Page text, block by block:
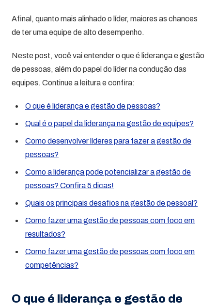
Afinal, quanto mais alinhado o líder, maiores as chances
de ter uma equipe de alto desempenho.
Neste post, você vai entender o que é liderança e gestão
de pessoas, além do papel do líder na condução das
equipes. Continue a leitura e confira:
O que é liderança e gestão de pessoas?
Qual é o papel da liderança na gestão de equipes?
Como desenvolver líderes para fazer a gestão de
pessoas?
Como a liderança pode potencializar a gestão de
pessoas? Confira 5 dicas!
Quais os principais desafios na gestão de pessoal?
Como fazer uma gestão de pessoas com foco em
resultados?
Como fazer uma gestão de pessoas com foco em
competências?
O que é liderança e gestão de